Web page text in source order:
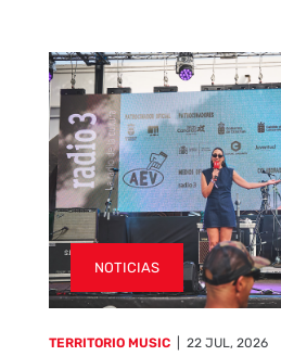
NOTICIAS
TERRITORIO MUSIC 22 JUL, 2026